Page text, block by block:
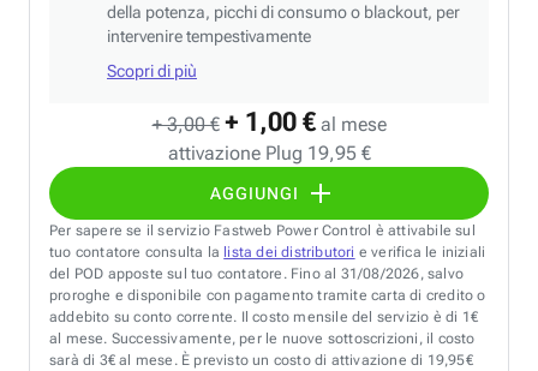
+ 3,00 € + 1,00 € al mese
attivazione Plug 19,95 €
AGGIUNGI
della potenza, picchi di consumo o blackout, per
intervenire tempestivamente
Scopri di più
Per sapere se il servizio Fastweb Power Control è attivabile sul
tuo contatore consulta la lista dei distributori e verifica le iniziali
del POD apposte sul tuo contatore. Fino al 31/08/2026, salvo
proroghe e disponibile con pagamento tramite carta di credito o
addebito su conto corrente. Il costo mensile del servizio è di 1€
al mese. Successivamente, per le nuove sottoscrizioni, il costo
sarà di 3€ al mese. È previsto un costo di attivazione di 19,95€